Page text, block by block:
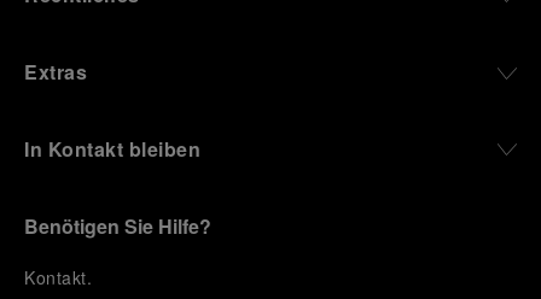
Extras
In Kontakt bleiben
Benötigen Sie Hilfe?
Kontakt.